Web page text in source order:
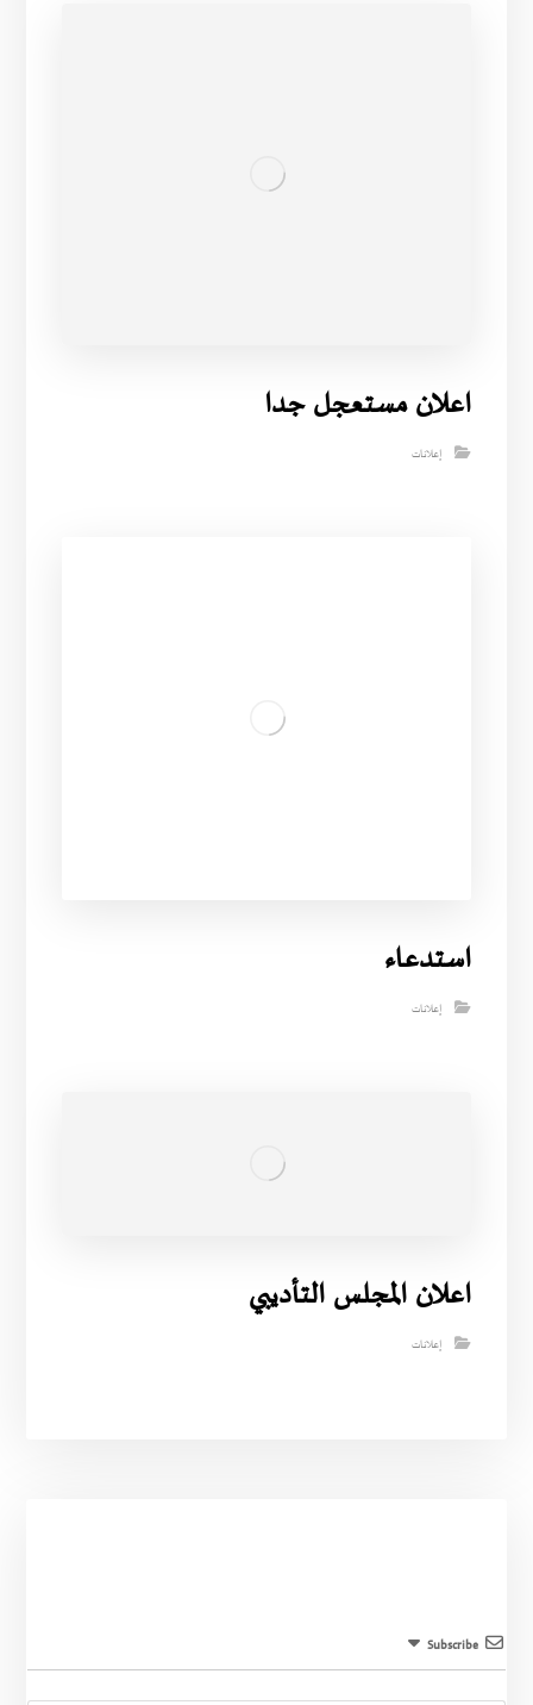
اعلان مستعجل جدا
إعلانات
استدعاء
إعلانات
اعلان المجلس التأديبي
إعلانات
Subscribe